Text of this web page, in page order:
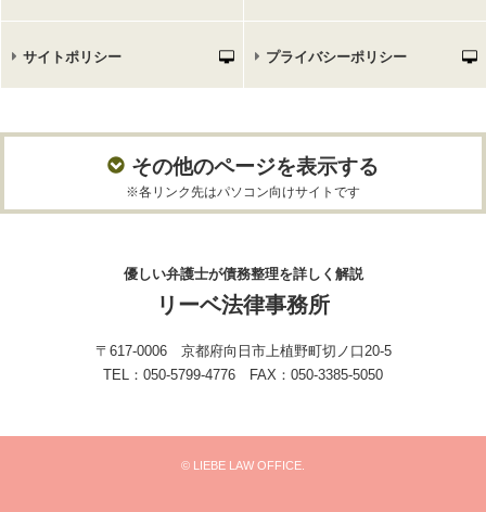
サイトポリシー プライバシーポリシー
その他のページを表示する
※各リンク先はパソコン向けサイトです
優しい弁護士が債務整理を詳しく解説
リーベ法律事務所
〒617-0006 京都府向日市上植野町切ノ口20-5
TEL：050-5799-4776 FAX：050-3385-5050
© LIEBE LAW OFFICE.